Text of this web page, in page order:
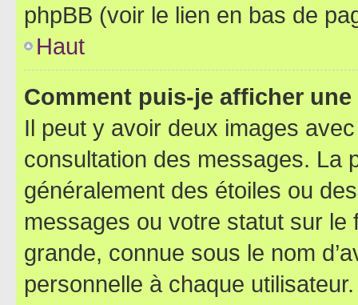
phpBB (voir le lien en bas de
Haut
Comment puis-je afficher
Il peut y avoir deux images
consultation des messages. La
généralement des étoiles ou
messages ou votre statut sur
grande, connue sous le nom
personnelle à chaque utilisateur.